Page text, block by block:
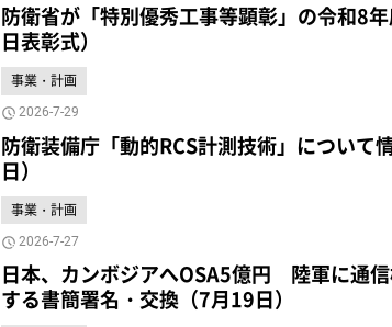
防衛省が「特別優秀工事等顕彰」の令和8
日表彰式）
事業・計画
2026-7-29
防衛装備庁「動的RCS計測技術」について
日）
事業・計画
2026-7-27
日本、カンボジアへOSA5億円 陸軍に通
する書簡署名・交換（7月19日）